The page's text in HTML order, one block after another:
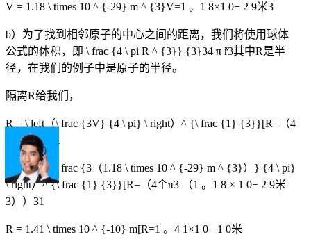
V = 1.18 \ times 10 ^ {-29} m ^ {3}V=1 。 1 8×1 0− 2 9米3
b）为了找到相邻原子的中心之间的距离，我们将使用球体
公式的体积，即 \ frac {4 \ pi R ^ {3}} {3}34 π ř3其中R是半
径，在我们的例子中是原子的半径。
隔离R给我们，
R = \ left（\ frac {3V} {4 \ pi} \ right）^ {\ frac {1} {3}}[R= （4
π3 V）
R = \ left（\ frac {3（1.18 \ times 10 ^ {-29} m ^ {3}）} {4 \ pi}
\ right）^ {\ frac {1} {3}}[R= （4个π3 （1 。 1 8 × 1 0− 2 9米
3） ） 31
R = 1.41 \ times 10 ^ {-10} m[R=1 。 4 1 ×1 0− 1 0米